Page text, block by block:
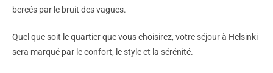
bercés par le bruit des vagues.
Quel que soit le quartier que vous choisirez, votre séjour à Helsinki
sera marqué par le confort, le style et la sérénité.